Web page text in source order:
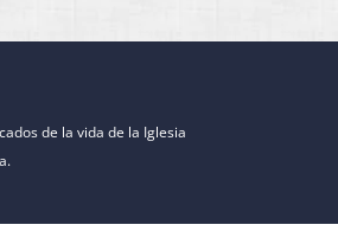
de la vida de la Iglesia